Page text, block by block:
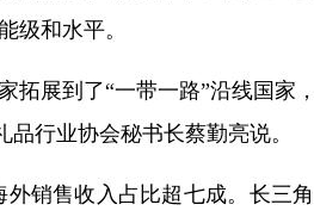
级和水平。
展到了“一带一路”沿线国家
行业协会秘书长蔡勤亮说。
销售收入占比超七成。长三